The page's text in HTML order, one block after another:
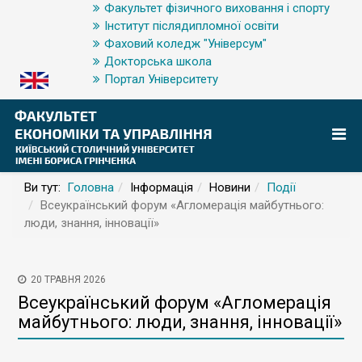
Факультет фізичного виховання і спорту
Інститут післядипломної освіти
Фаховий коледж "Універсум"
Докторська школа
Портал Університету
Ви тут: Головна Інформація Новини
Події
Всеукраїнський форум «Агломерація майбутнього:
люди, знання, інновації»
20 ТРАВНЯ 2026
Всеукраїнський форум «Агломерація
майбутнього: люди, знання, інновації»